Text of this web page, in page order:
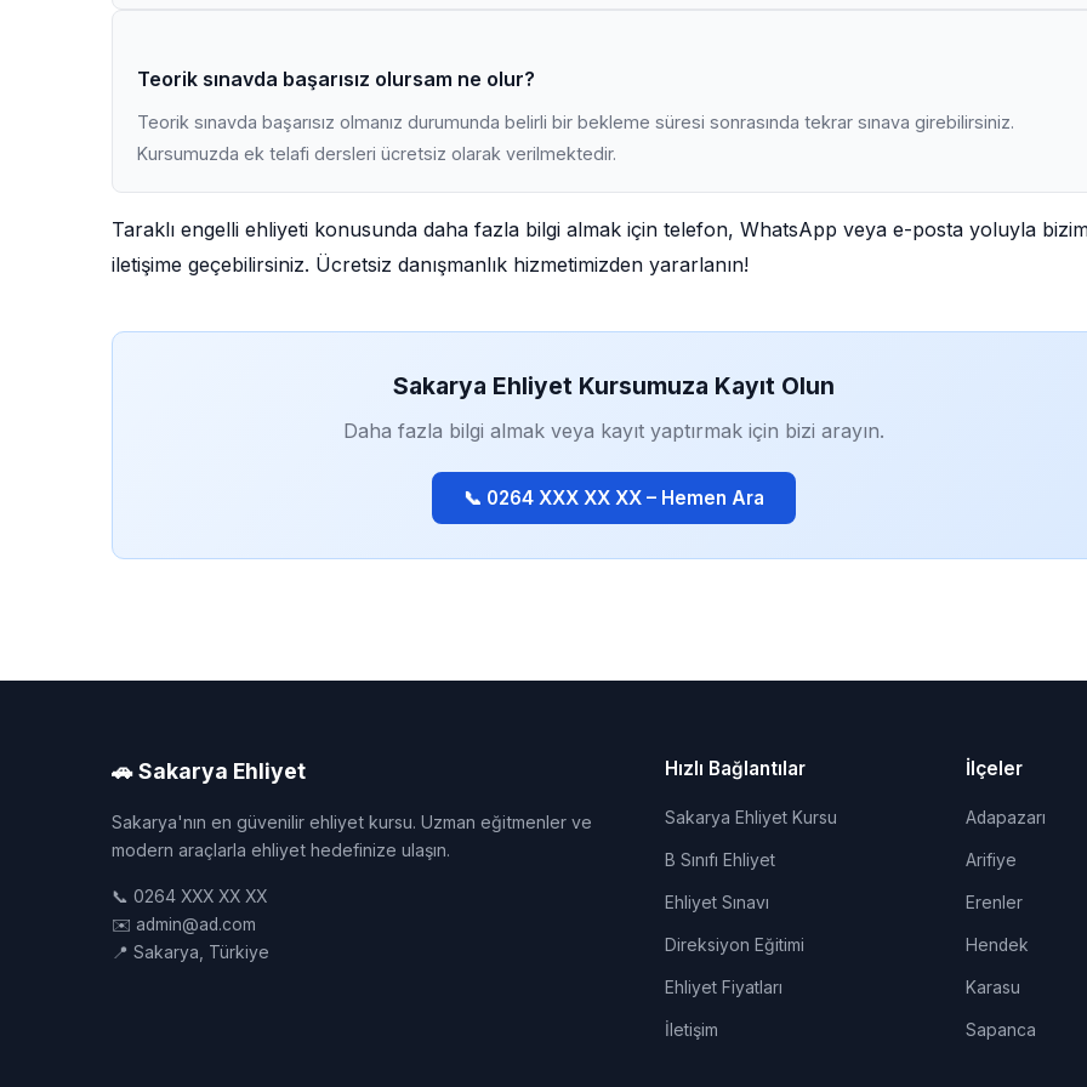
Teorik sınavda başarısız olursam ne olur?
Teorik sınavda başarısız olmanız durumunda belirli bir bekleme süresi sonrasında tekrar sınava girebilirsiniz.
Kursumuzda ek telafi dersleri ücretsiz olarak verilmektedir.
Taraklı engelli ehliyeti konusunda daha fazla bilgi almak için telefon, WhatsApp veya e-posta yoluyla
iletişime geçebilirsiniz. Ücretsiz danışmanlık hizmetimizden yararlanın!
Sakarya Ehliyet Kursumuza Kayıt Olun
Daha fazla bilgi almak veya kayıt yaptırmak için bizi arayın.
📞 0264 XXX XX XX – Hemen Ara
🚗 Sakarya Ehliyet
Sakarya'nın en güvenilir ehliyet kursu. Uzman eğitmenler ve
modern araçlarla ehliyet hedefinize ulaşın.
📞 0264 XXX XX XX
✉️ admin@ad.com
📍 Sakarya, Türkiye
Hızlı Bağlantılar
Sakarya Ehliyet Kursu
B Sınıfı Ehliyet
Ehliyet Sınavı
Direksiyon Eğitimi
Ehliyet Fiyatları
İletişim
İlçeler
Adapazarı
Arifiye
Erenler
Hendek
Karasu
Sapanca